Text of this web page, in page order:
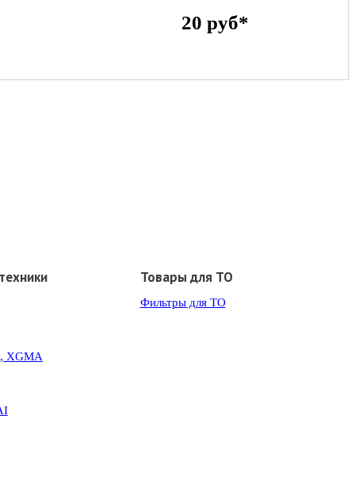
20 руб*
XGMA
Товары для ТО
Фильтры для ТО